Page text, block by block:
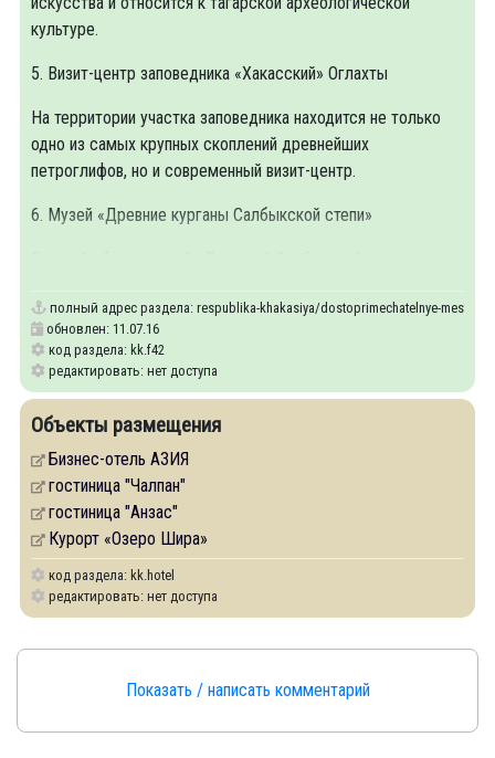
культуре.
5. Визит-центр заповедника «Хакасский» Оглахты
На территории участка заповедника находится не только
одно из самых крупных скоплений древнейших
петроглифов, но и современный визит-центр.
6. Музей «Древние курганы Салбыкской степи»
полный адрес раздела: respublika-khakasiya/dostoprimechatelnye-mesta-v-
обновлен: 11.07.16
код раздела: kk.f42
редактировать: нет доступа
Объекты размещения
Бизнес-отель АЗИЯ
гостиница "Чалпан"
гостиница "Анзас"
Курорт «Озеро Шира»
код раздела: kk.hotel
редактировать: нет доступа
Показать / написать комментарий